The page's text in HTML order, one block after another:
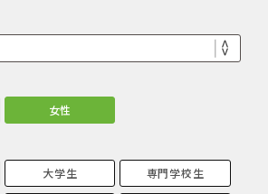
女性
大学生 専門学校生